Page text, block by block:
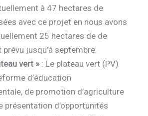
à 47 hectares de
avec ce projet en nous avons
25 hectares de de
jusqu’à septembre.
vert » : Le plateau vert (PV)
d’éducation
de promotion d’agriculture
présentation d’opportunités